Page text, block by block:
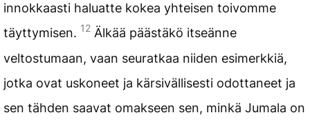
innokkaasti haluatte kokea yhteisen toivomme
täyttymisen. 12 Älkää päästäkö itseänne
veltostumaan, vaan seuratkaa niiden esimerkkiä,
jotka ovat uskoneet ja kärsivällisesti odottaneet ja
sen tähden saavat omakseen sen, minkä Jumala on